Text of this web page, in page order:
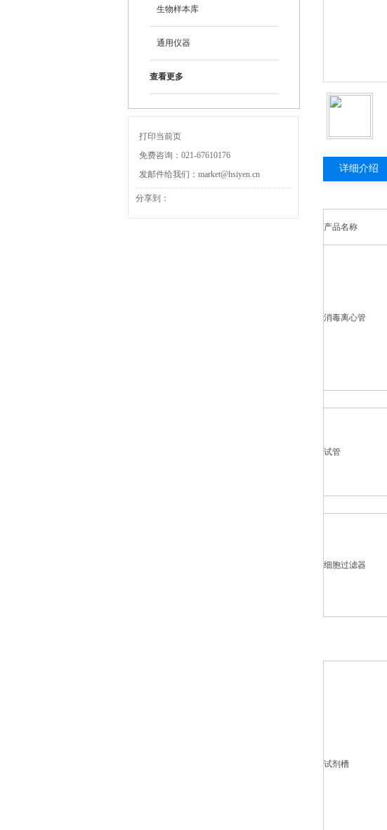
生物样本库
通用仪器
查看更多
打印当前页
免费咨询：021-67610176
发邮件给我们：market@hsiyen.cn
分享到：
详细介绍
产品名称
消毒离心管
试管
细胞过滤器
试剂槽